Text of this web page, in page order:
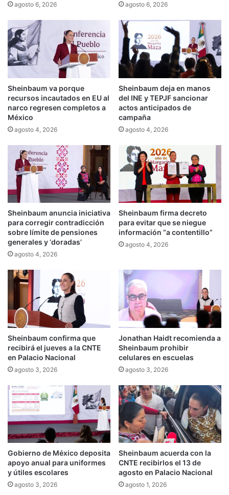
agosto 6, 2026 agosto 6, 2026
Sheinbaum va porque
recursos incautados en EU al
narco regresen completos a
México
agosto 4, 2026
Sheinbaum deja en manos
del INE y TEPJF sancionar
actos anticipados de
campaña
agosto 4, 2026
Sheinbaum anuncia iniciativa
para corregir contradicción
sobre límite de pensiones
generales y ‘doradas’
agosto 4, 2026
Sheinbaum firma decreto
para evitar que se niegue
información “a contentillo”
agosto 4, 2026
Sheinbaum confirma que
recibirá el jueves a la CNTE
en Palacio Nacional
agosto 3, 2026
Jonathan Haidt recomienda a
Sheinbaum prohibir
celulares en escuelas
agosto 3, 2026
Gobierno de México deposita
apoyo anual para uniformes
y útiles escolares
agosto 3, 2026
Sheinbaum acuerda con la
CNTE recibirlos el 13 de
agosto en Palacio Nacional
agosto 1, 2026